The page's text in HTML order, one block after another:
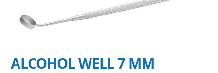
ALCOHOL WELL 7 MM